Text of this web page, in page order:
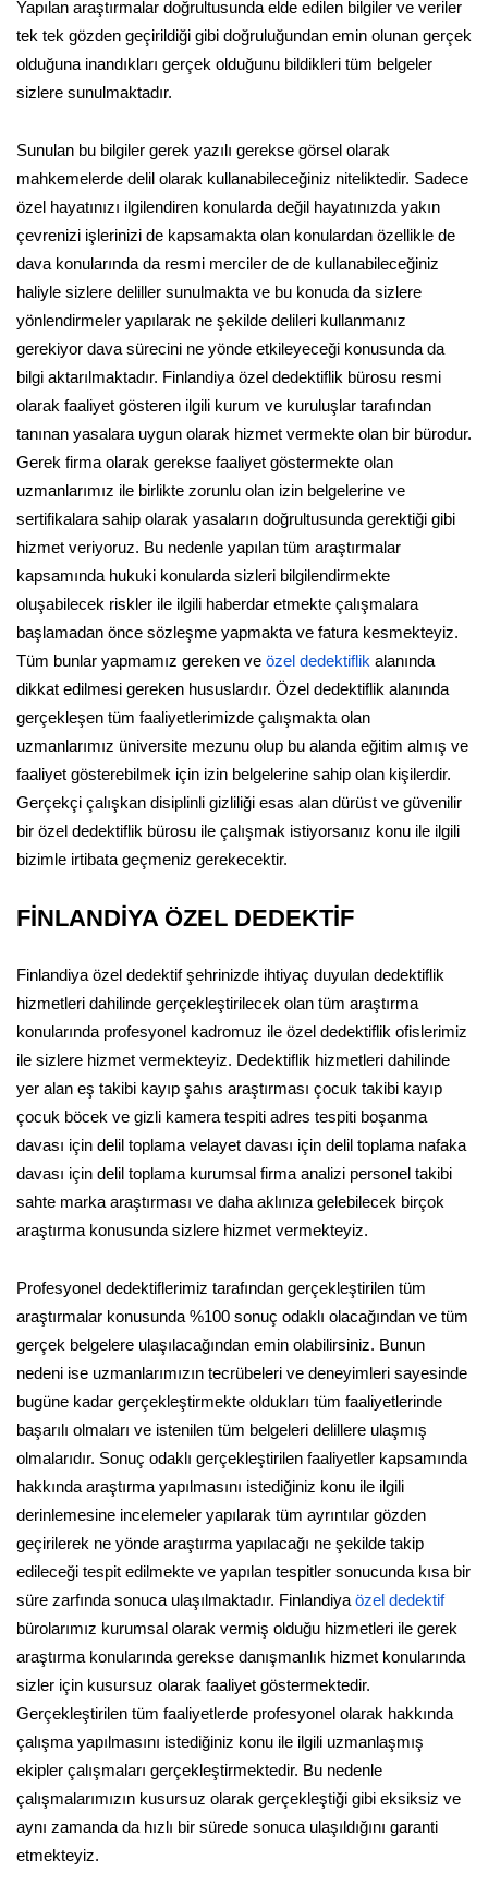
Yapılan araştırmalar doğrultusunda elde edilen bilgiler ve veriler
tek tek gözden geçirildiği gibi doğruluğundan emin olunan gerçek
olduğuna inandıkları gerçek olduğunu bildikleri tüm belgeler
sizlere sunulmaktadır.
Sunulan bu bilgiler gerek yazılı gerekse görsel olarak
mahkemelerde delil olarak kullanabileceğiniz niteliktedir. Sadece
özel hayatınızı ilgilendiren konularda değil hayatınızda yakın
çevrenizi işlerinizi de kapsamakta olan konulardan özellikle de
dava konularında da resmi merciler de de kullanabileceğiniz
haliyle sizlere deliller sunulmakta ve bu konuda da sizlere
yönlendirmeler yapılarak ne şekilde delileri kullanmanız
gerekiyor dava sürecini ne yönde etkileyeceği konusunda da
bilgi aktarılmaktadır. Finlandiya özel dedektiflik bürosu resmi
olarak faaliyet gösteren ilgili kurum ve kuruluşlar tarafından
tanınan yasalara uygun olarak hizmet vermekte olan bir bürodur.
Gerek firma olarak gerekse faaliyet göstermekte olan
uzmanlarımız ile birlikte zorunlu olan izin belgelerine ve
sertifikalara sahip olarak yasaların doğrultusunda gerektiği gibi
hizmet veriyoruz. Bu nedenle yapılan tüm araştırmalar
kapsamında hukuki konularda sizleri bilgilendirmekte
oluşabilecek riskler ile ilgili haberdar etmekte çalışmalara
başlamadan önce sözleşme yapmakta ve fatura kesmekteyiz.
Tüm bunlar yapmamız gereken ve özel dedektiflik alanında
dikkat edilmesi gereken hususlardır. Özel dedektiflik alanında
gerçekleşen tüm faaliyetlerimizde çalışmakta olan
uzmanlarımız üniversite mezunu olup bu alanda eğitim almış ve
faaliyet gösterebilmek için izin belgelerine sahip olan kişilerdir.
Gerçekçi çalışkan disiplinli gizliliği esas alan dürüst ve güvenilir
bir özel dedektiflik bürosu ile çalışmak istiyorsanız konu ile ilgili
bizimle irtibata geçmeniz gerekecektir.
FİNLANDİYA ÖZEL DEDEKTİF
Finlandiya özel dedektif şehrinizde ihtiyaç duyulan dedektiflik
hizmetleri dahilinde gerçekleştirilecek olan tüm araştırma
konularında profesyonel kadromuz ile özel dedektiflik ofislerimiz
ile sizlere hizmet vermekteyiz. Dedektiflik hizmetleri dahilinde
yer alan eş takibi kayıp şahıs araştırması çocuk takibi kayıp
çocuk böcek ve gizli kamera tespiti adres tespiti boşanma
davası için delil toplama velayet davası için delil toplama nafaka
davası için delil toplama kurumsal firma analizi personel takibi
sahte marka araştırması ve daha aklınıza gelebilecek birçok
araştırma konusunda sizlere hizmet vermekteyiz.
Profesyonel dedektiflerimiz tarafından gerçekleştirilen tüm
araştırmalar konusunda %100 sonuç odaklı olacağından ve tüm
gerçek belgelere ulaşılacağından emin olabilirsiniz. Bunun
nedeni ise uzmanlarımızın tecrübeleri ve deneyimleri sayesinde
bugüne kadar gerçekleştirmekte oldukları tüm faaliyetlerinde
başarılı olmaları ve istenilen tüm belgeleri delillere ulaşmış
olmalarıdır. Sonuç odaklı gerçekleştirilen faaliyetler kapsamında
hakkında araştırma yapılmasını istediğiniz konu ile ilgili
derinlemesine incelemeler yapılarak tüm ayrıntılar gözden
geçirilerek ne yönde araştırma yapılacağı ne şekilde takip
edileceği tespit edilmekte ve yapılan tespitler sonucunda kısa bir
süre zarfında sonuca ulaşılmaktadır. Finlandiyaözel dedektif
bürolarımız kurumsal olarak vermiş olduğu hizmetleri ile gerek
araştırma konularında gerekse danışmanlık hizmet konularında
sizler için kusursuz olarak faaliyet göstermektedir.
Gerçekleştirilen tüm faaliyetlerde profesyonel olarak hakkında
çalışma yapılmasını istediğiniz konu ile ilgili uzmanlaşmış
ekipler çalışmaları gerçekleştirmektedir. Bu nedenle
çalışmalarımızın kusursuz olarak gerçekleştiği gibi eksiksiz ve
aynı zamanda da hızlı bir sürede sonuca ulaşıldığını garanti
etmekteyiz.